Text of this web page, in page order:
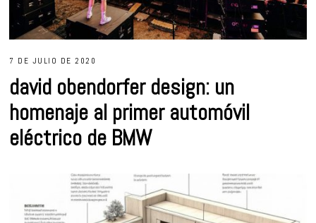
7 DE JULIO DE 2020
david obendorfer design: un
homenaje al primer automóvil
eléctrico de BMW